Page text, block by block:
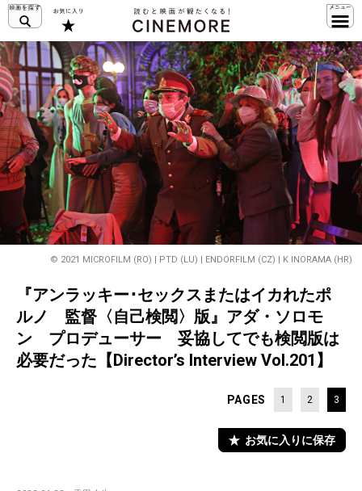
© 2021 MICROFILM (RO) | PTD (LU) | ENDORFILM (CZ) | K INORAMA (HR)
『アンラッキー･セックスまたはイカれたポ
ルノ 監督〈自己検閲〉版』アダ・ソロモ
ン プロデューサー 妥協してでも検閲版は
必要だった【Director’s Interview Vol.201】
PAGES 1 2 3
お気に入りに保存